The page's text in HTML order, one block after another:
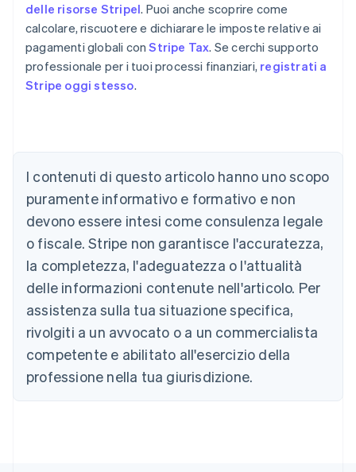
delle risorse Stripel. Puoi anche scoprire come
calcolare, riscuotere e dichiarare le imposte relative ai
pagamenti globali conStripe Tax. Se cerchi supporto
professionale per i tuoi processi finanziari, registrati a
Stripe oggi stesso.
I contenuti di questo articolo hanno uno scopo
puramente informativo e formativo e non
devono essere intesi come consulenza legale
o fiscale. Stripe non garantisce l'accuratezza,
la completezza, l'adeguatezza o l'attualità
delle informazioni contenute nell'articolo. Per
assistenza sulla tua situazione specifica,
rivolgiti a un avvocato o a un commercialista
competente e abilitato all'esercizio della
professione nella tua giurisdizione.
Australia
Austria
Deutsch English
Belgio
NederlandsFrançais DeutschEnglish
Brasile
PortuguêsEnglish
English
Canada
English
Cina continentale
简体中文English